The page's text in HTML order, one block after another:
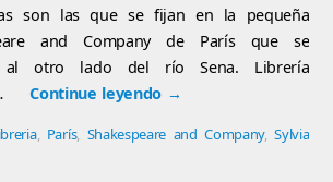
son las que se fijan en la pequeña
and Company de París que se
al otro lado del río Sena. Librería
Continue leyendo →
, París, Shakespeare and Company,Sylvia